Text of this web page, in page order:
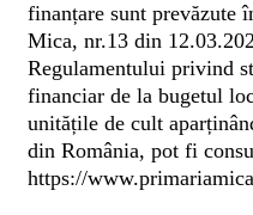
finanțare sunt prevăzute
Mica, nr.13 din
Regulamentului privind
financiar de la bugetul
unitățile de cult
din România, pot fi
https://